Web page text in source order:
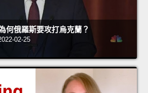
何俄羅斯要攻打烏克蘭？
02-25